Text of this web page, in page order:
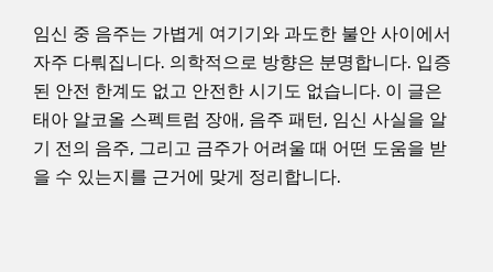
임신 중 음주는 가볍게 여기기와 과도한 불안 사이에서
자주 다뤄집니다. 의학적으로 방향은 분명합니다. 입증
된 안전 한계도 없고 안전한 시기도 없습니다. 이 글은
태아 알코올 스펙트럼 장애, 음주 패턴, 임신 사실을 알
기 전의 음주, 그리고 금주가 어려울 때 어떤 도움을 받
을 수 있는지를 근거에 맞게 정리합니다.